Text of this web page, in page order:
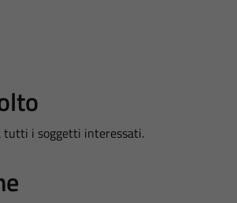
tutti i soggetti interessati.